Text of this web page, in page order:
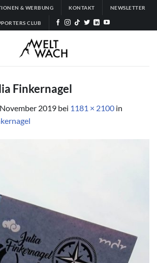
& WERBUNG KONTAKT NEWSLETTER
CLUB
Finkernagel
2019 bei 1181 × 2100 in